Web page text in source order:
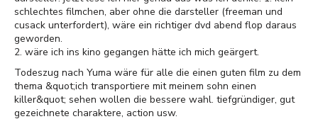
schlechtes filmchen, aber ohne die darsteller (freeman und
cusack unterfordert), wäre ein richtiger dvd abend flop daraus
geworden.
2. wäre ich ins kino gegangen hätte ich mich geärgert.
Todeszug nach Yuma wäre für alle die einen guten film zu dem
thema &quot;ich transportiere mit meinem sohn einen
killer&quot; sehen wollen die bessere wahl. tiefgründiger, gut
gezeichnete charaktere, action usw.